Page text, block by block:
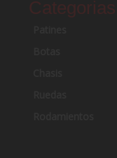
Categorias